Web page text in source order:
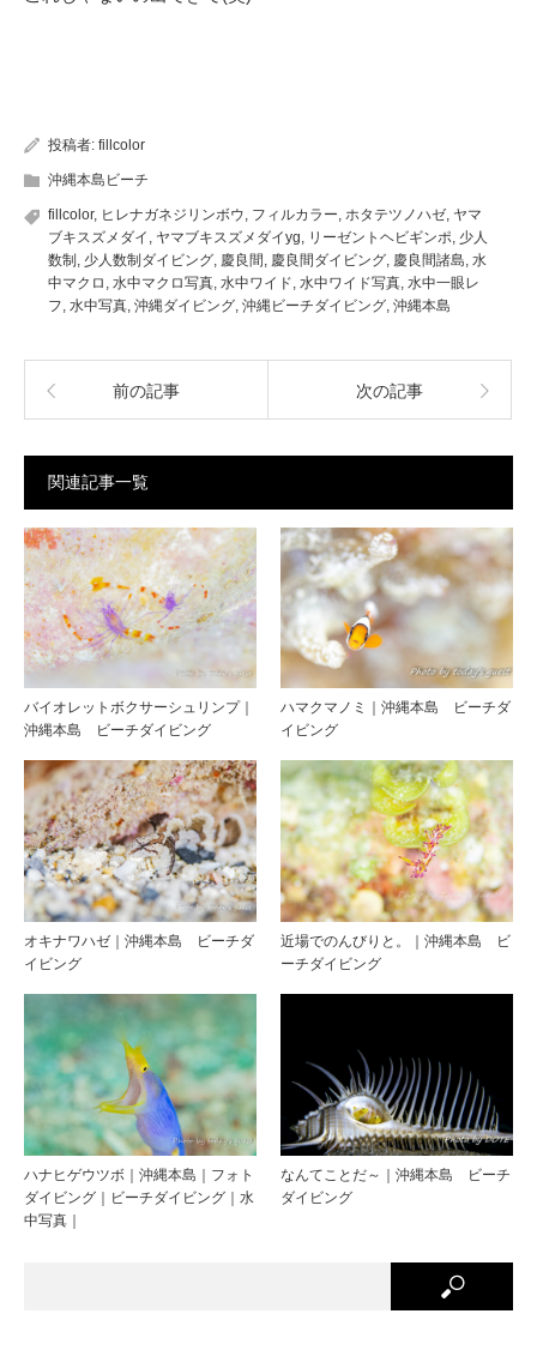
投稿者: fillcolor
沖縄本島ビーチ
fillcolor, ヒレナガネジリンボウ フィルカラー ホタテツノハゼ ヤマ
ブキスズメダイ
ヤマブキスズメダイyg リーゼントヘビギンポ 少人
数制 少人数制ダイビング 慶良間 慶良間ダイビング 慶良間諸島 水
中マクロ 水中マクロ写真 水中ワイド 水中ワイド写真 水中一眼レ
フ 水中写真 沖縄ダイビング 沖縄ビーチダイビング 沖縄本島
前の記事 次の記事
関連記事一覧
バイオレットボクサーシュリンプ｜
沖縄本島 ビーチダイビング
ハマクマノミ｜沖縄本島 ビーチダ
イビング
オキナワハゼ｜沖縄本島 ビーチダ
イビング
近場でのんびりと。｜沖縄本島 ビ
ーチダイビング
ハナヒゲウツボ｜沖縄本島｜フォト
ダイビング｜ビーチダイビング｜水
中写真｜
なんてことだ～｜沖縄本島 ビーチ
ダイビング